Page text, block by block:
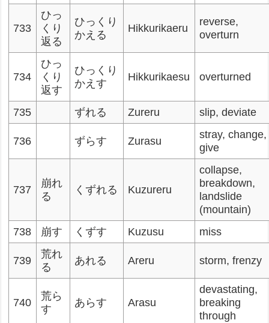
733
ひっ
くり
返る
ひっくり
かえる
Hikkurikaeru
reverse,
overturn
734
ひっ
くり
返す
ひっくり
かえす
Hikkurikaesu overturned
735 ずれる Zureru slip, deviate
736 ずらす Zurasu
stray, change,
give
737
崩れ
る
くずれる Kuzureru
collapse,
breakdown,
landslide
(mountain)
738
崩す くずす Kuzusu miss
739
荒れ
る
あれる Areru storm, frenzy
740
荒ら
す
あらす Arasu
devastating,
breaking
through